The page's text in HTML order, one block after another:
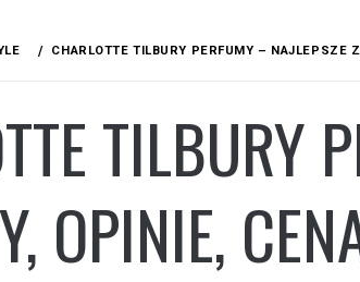
CHARLOTTE TILBURY PERFUMY – NAJLEPSZE
TILBURY
OPINIE,